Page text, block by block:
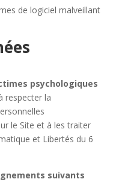
de logiciel malveillant
psychologiques
respecter la
le Site et à les traiter
et Libertés du 6
suivants